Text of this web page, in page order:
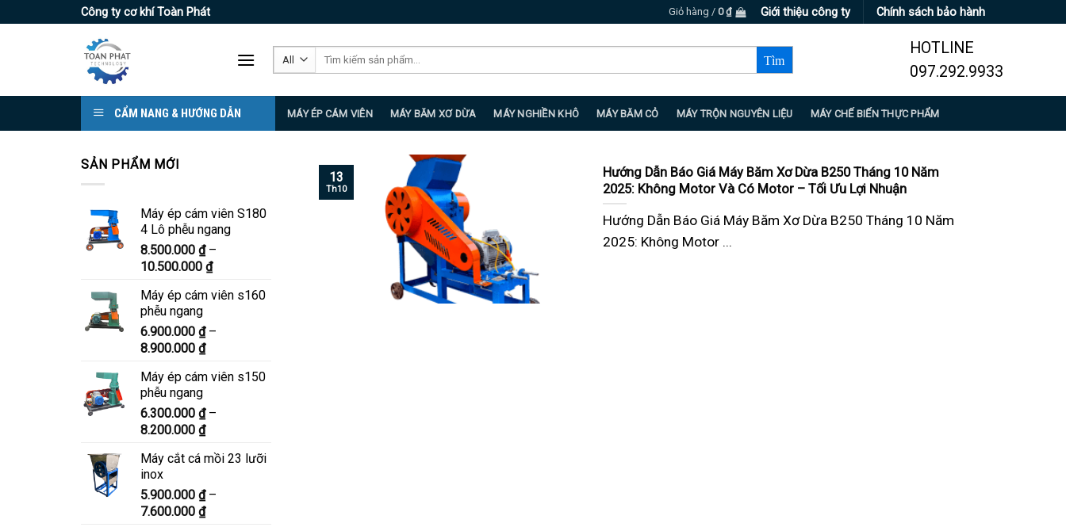
to
Công ty cơ khí Toàn Phát Giỏ hàng / 0₫ Giới thiệu công ty Chính sách bảo hành
Tìm
HOTLINE
097.292.9933
CẨM NANG & HƯỚNG DẪN MÁY ÉP CÁM VIÊN MÁY BĂM XƠ DỪA MÁY NGHIỀN KHÔ MÁY BĂM CỎ MÁY TRỘN NGUYÊN LIỆU MÁY CHẾ BIẾN THỰC PHẨM
SẢN PHẨM MỚI
Máy ép cám viên S180
4 Lô phễu ngang
8.500.000 ₫ –
10.500.000 ₫Khoảng
từ
đến
Máy ép cám viên s160
phễu ngang
6.900.000 ₫ –
8.900.000 ₫Khoảng
từ
đến
8.900.000 ₫
Máy ép cám viên s150
phễu ngang
6.300.000 ₫ –
8.200.000 ₫Khoảng
từ
đến
8.200.000 ₫
Máy cắt cá mồi 23 lưỡi
inox
5.900.000 ₫ –
7.600.000 ₫Khoảng
Hướng Dẫn Báo Giá Máy Băm Xơ Dừa B250 Tháng 10 Năm
2025: Không Motor Và Có Motor – Tối Ưu Lợi Nhuận
Hướng Dẫn Báo Giá Máy Băm Xơ Dừa B250 Tháng 10 Năm
2025: Không Motor ...
13
Th10